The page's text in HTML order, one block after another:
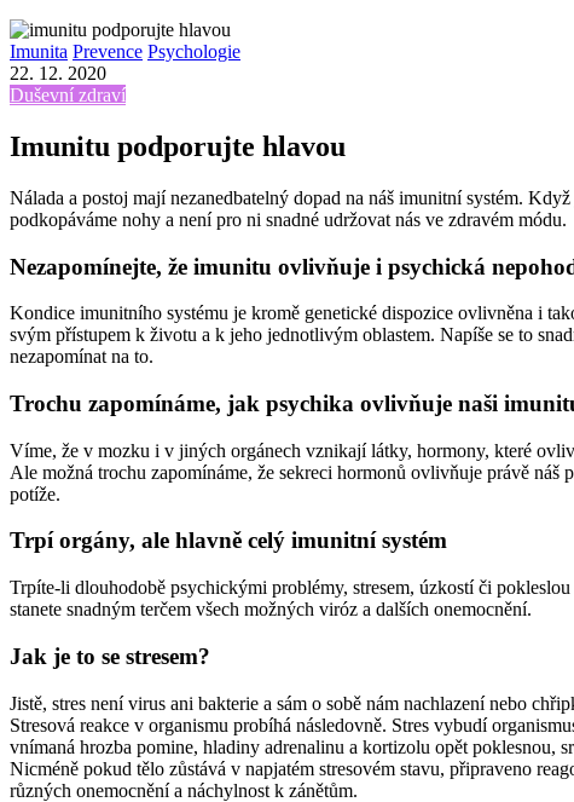
Imunita Prevence Psychologie
22. 12. 2020
Duševní zdraví
Imunitu podporujte hlavou
Nálada a postoj mají nezanedbatelný dopad na náš imunitní systém.
podkopáváme nohy a není pro ni snadné udržovat nás ve zdravém módu.
Nezapomínejte, že imunitu ovlivňuje i psychická
Kondice imunitního systému je kromě genetické dispozice ovlivněna i
svým přístupem k životu a k jeho jednotlivým oblastem. Napíše se to
nezapomínat na to.
Trochu zapomínáme, jak psychika ovlivňuje naši
Víme, že v mozku i v jiných orgánech vznikají látky, hormony, které
Ale možná trochu zapomínáme, že sekreci hormonů ovlivňuje právě
potíže.
Trpí orgány, ale hlavně celý imunitní systém
Trpíte-li dlouhodobě psychickými problémy, stresem, úzkostí či
stanete snadným terčem všech možných viróz a dalších onemocnění.
Jak je to se stresem?
Jistě, stres není virus ani bakterie a sám o sobě nám nachlazení nebo
Stresová reakce v organismu probíhá následovně. Stres vybudí
vnímaná hrozba pomine, hladiny adrenalinu a kortizolu opět poklesnou,
Nicméně pokud tělo zůstává v napjatém stresovém stavu, připraveno
různých onemocnění a náchylnost k zánětům.